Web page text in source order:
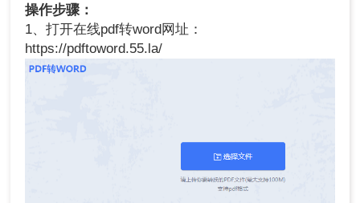
操作步骤：
1、打开在线pdf转word网址：
https://pdftoword.55.la/